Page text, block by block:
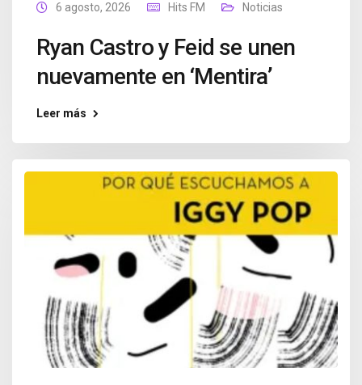
6 agosto, 2026 Hits FM Noticias
Ryan Castro y Feid se unen
nuevamente en ‘Mentira’
Leer más